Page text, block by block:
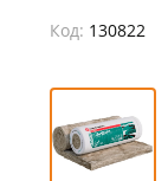
Код: 130822